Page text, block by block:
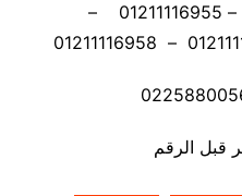
موبايل: 01211116954 – 01211116955 –